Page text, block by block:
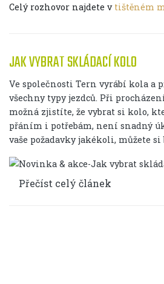
JAK VYBRAT SKLÁDACÍ KOLO
Ve společnosti Tern vyrábí kola a
všechny typy jezdců. Při
možná zjistíte, že vybrat si kolo,
přáním i potřebám, není snadný
vaše požadavky jakékoli, můžete si
Přečíst celý článek
Celý rozhovor najdete v tištěném